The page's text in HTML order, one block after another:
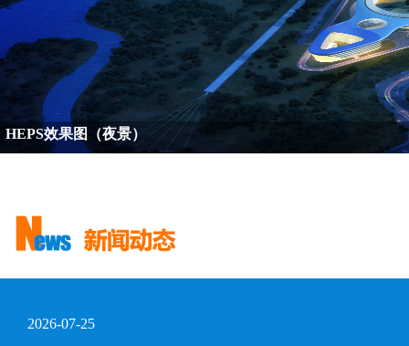
HEPS效果图（夜景）
2026-07-25